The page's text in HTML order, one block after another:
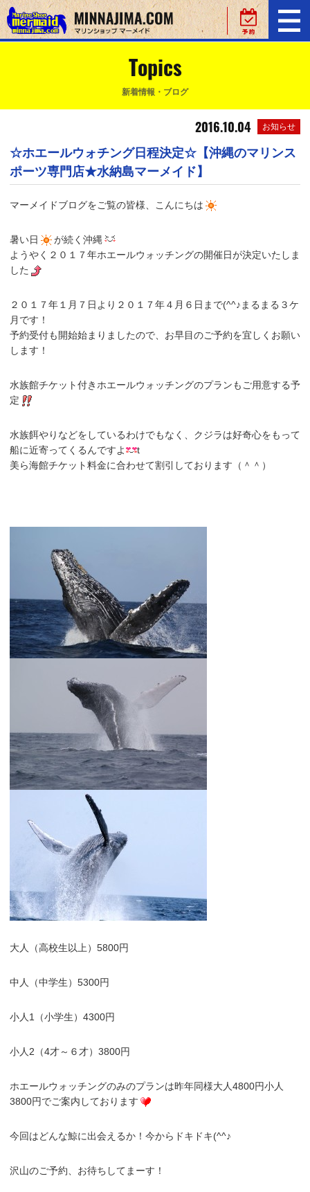
Topics
新着情報・ブログ
2016.10.04 お知らせ
☆ホエールウォチング日程決定☆【沖縄のマリンス
ポーツ専門店★水納島マーメイド】
マーメイドブログをご覧の皆様、こんにちは
暑い日
が続く沖縄
ようやく２０１７年ホエールウォッチングの開催日が決定いたしま
した
２０１７年１月７日より２０１７年４月６日まで(^^♪まるまる３ケ
月です！
予約受付も開始始まりましたので、お早目のご予約を宜しくお願い
します！
水族館チケット付きホエールウォッチングのプランもご用意する予
定
水族餌やりなどをしているわけでもなく、クジラは好奇心をもって
船に近寄ってくるんですよ
t
美ら海館チケット料金に合わせて割引しております（＾＾）
大人（高校生以上）5800円
中人（中学生）5300円
小人1（小学生）4300円
小人2（4才～６才）3800円
ホエールウォッチングのみのプランは昨年同様大人4800円小人
3800円でご案内しております
今回はどんな鯨に出会えるか！今からドキドキ(^^♪
沢山のご予約、お待ちしてまーす！